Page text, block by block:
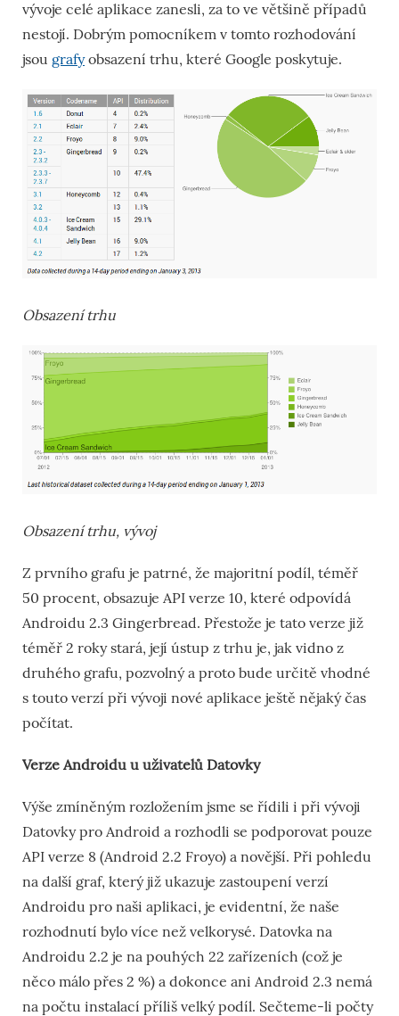
vývoje celé aplikace zanesli, za to ve většině případů
nestojí. Dobrým pomocníkem v tomto rozhodování
jsou grafyobsazení trhu, které Google poskytuje.
Obsazení trhu
Obsazení trhu, vývoj
Z prvního grafu je patrné, že majoritní podíl, téměř
50 procent, obsazuje API verze 10, které odpovídá
Androidu 2.3 Gingerbread. Přestože je tato verze již
téměř 2 roky stará, její ústup z trhu je, jak vidno z
druhého grafu, pozvolný a proto bude určitě vhodné
s touto verzí při vývoji nové aplikace ještě nějaký čas
počítat.
Verze Androidu u uživatelů Datovky
Výše zmíněným rozložením jsme se řídili i při vývoji
Datovky pro Android a rozhodli se podporovat pouze
API verze 8 (Android 2.2 Froyo) a novější. Při pohledu
na další graf, který již ukazuje zastoupení verzí
Androidu pro naši aplikaci, je evidentní, že naše
rozhodnutí bylo více než velkorysé. Datovka na
Androidu 2.2 je na pouhých 22 zařízeních (což je
něco málo přes 2 %) a dokonce ani Android 2.3 nemá
na počtu instalací příliš velký podíl. Sečteme-li počty